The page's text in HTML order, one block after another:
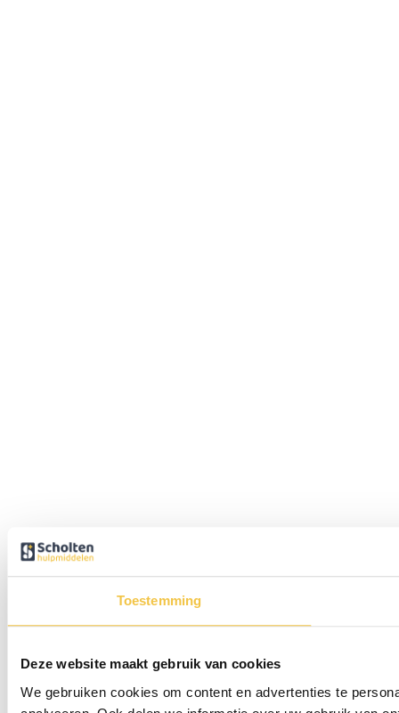
Toestemming
Deze website maakt gebruik van cookies
We gebruiken cookies om content en advertenties te